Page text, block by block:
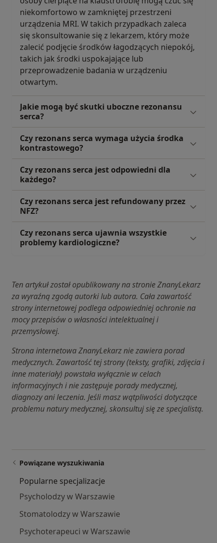
niekomfortowo w zamkniętej przestrzeni
urządzenia MRI. W takich przypadkach zaleca
się skonsultowanie się z lekarzem, który może
zalecić podjęcie środków łagodzących niepokój,
takich jak środki uspokajające lub
przeprowadzenie badania w urządzeniu
otwartym.
Jakie mogą być skutki uboczne rezonansu
serca?
Czy rezonans serca wymaga użycia środka
kontrastowego?
Czy rezonans serca jest odpowiedni dla
każdego?
Czy rezonans serca jest refundowany przez
NFZ?
Czy rezonans serca ujawnia wszystkie
problemy kardiologiczne?
Ten artykuł został opublikowany na stronie ZnanyLekarz
za wyraźną zgodą autorki lub autora. Cała zawartość
strony internetowej podlega odpowiedniej ochronie na
mocy przepisów o własności intelektualnej i
przemysłowej.
Strona internetowa ZnanyLekarz nie zawiera porad
medycznych. Zawartość tej strony (teksty, grafiki, zdjęcia i
inne materiały) powstała wyłącznie w celach
informacyjnych i nie zastępuje porady medycznej,
diagnozy ani leczenia. Jeśli masz wątpliwości dotyczące
problemu natury medycznej, skonsultuj się ze specjalistą.
Powiązane wyszukiwania
Popularne specjalizacje
Psycholodzy w Warszawie
Stomatolodzy w Warszawie
Psychoterapeuci w Warszawie